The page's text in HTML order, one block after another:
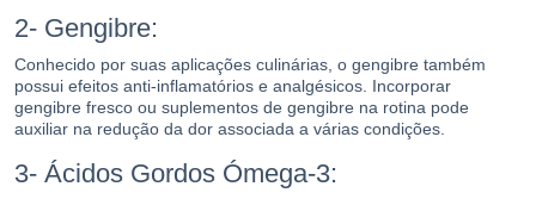
2- Gengibre:
Conhecido por suas aplicações culinárias, o gengibre também
possui efeitos anti-inflamatórios e analgésicos. Incorporar
gengibre fresco ou suplementos de gengibre na rotina pode
auxiliar na redução da dor associada a várias condições.
3- Ácidos Gordos Ómega-3: